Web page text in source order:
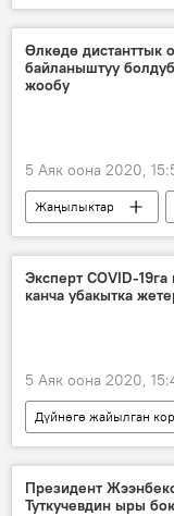
Окуялар
кармоо
Өлкөдө дистанттык
байланыштуу
жообу
5 Аяк оона 2020,
Жаңылыктар
Сооронбай Жээнбеков
маек
шайлоо
Саясат
Эксперт COVID-
канча убакытка
5 Аяк оона 2020,
Дүйнөгө жайылган
Жаңылыктар
Президент
Туткучевдин ыры